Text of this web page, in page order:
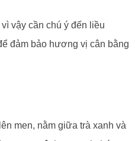
vậy cần chú ý đến liều
đảm bảo hương vị cân bằng
men, nằm giữa trà xanh và